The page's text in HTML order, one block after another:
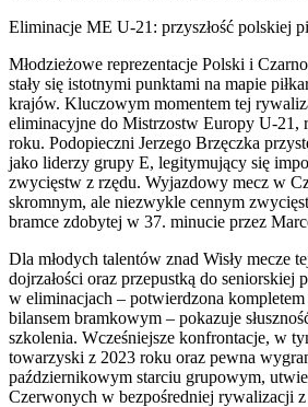
Eliminacje ME U-21: przyszłość polskiej
Młodzieżowe reprezentacje Polski i
stały się istotnymi punktami na mapie
krajów. Kluczowym momentem tej
eliminacyjne do Mistrzostw Europy U-21,
roku. Podopieczni Jerzego Brzęczka
jako liderzy grupy E, legitymujący się
zwycięstw z rzędu. Wyjazdowy mecz w
skromnym, ale niezwykle cennym
bramce zdobytej w 37. minucie przez
Dla młodych talentów znad Wisły mecze
dojrzałości oraz przepustką do seniorskiej
w eliminacjach – potwierdzona
bilansem bramkowym – pokazuje
szkolenia. Wcześniejsze konfrontacje, w
towarzyski z 2023 roku oraz pewna
październikowym starciu grupowym,
Czerwonych w bezpośredniej rywalizacji